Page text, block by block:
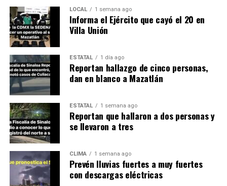
LOCAL 1 semana ago
Informa el Ejército que cayó el 20 en
Villa Unión
ESTATAL 1 día ago
Reportan hallazgo de cinco personas,
dan en blanco a Mazatlán
ESTATAL 1 semana ago
Reportan que hallaron a dos personas y
se llevaron a tres
CLIMA 1 semana ago
Prevén lluvias fuertes a muy fuertes
con descargas eléctricas